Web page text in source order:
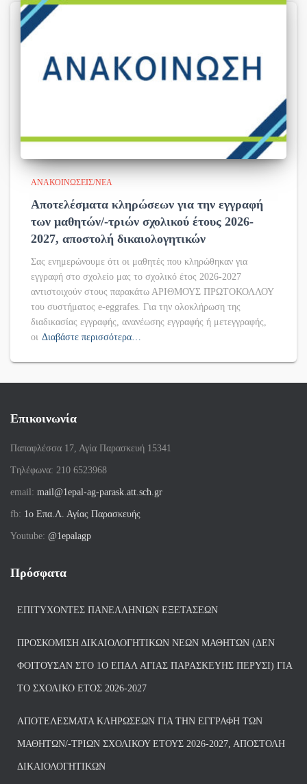
ΑΝΑΚΟΙΝΏΣΕΙΣ/ΝΈΑ
Αποτελέσματα κληρώσεων για την εγγραφή
των μαθητών/-τριών σχολικού έτους 2026-
2027, αποστολή δικαιολογητικών
Σας ενημερώνουμε ότι οι μαθητές που κληρώθηκαν για
εγγραφή στο σχολείο μας το σχολικό έτος 2026-2027
αντιστοιχούν στους παρακάτω ΑΡΙΘΜΟΥΣ ΠΡΩΤΟΚΟΛΛΟΥ
του συστήματος e-eggrafes. Για την ολοκλήρωση της
διαδικασίας εγγραφής, ανανέωσης εγγραφής ή μετεγγραφής,
οι Διαβάστε περισσότερα…
Επικοινωνία
Παπαφλέσσα 17, Αγία Παρασκευή 15341
Tηλέφωνα: 210 6523968
email: mail@1epal-ag-parask.att.sch.gr
fb: 1ο Επα.Λ. Αγίας Παρασκευής
Youtube: @1epalagp
Πρόσφατα
ΕΠΙΤΥΧΌΝΤΕΣ ΠΑΝΕΛΛΗΝΊΩΝ ΕΞΕΤΆΣΕΩΝ
ΠΡΟΣΚΌΜΙΣΗ ΔΙΚΑΙΟΛΟΓΗΤΙΚΏΝ ΝΈΩΝ ΜΑΘΗΤΏΝ (ΔΕΝ
ΦΟΙΤΟΎΣΑΝ ΣΤΟ 1Ο ΕΠΑΛ ΑΓΙΑΣ ΠΑΡΑΣΚΕΥΗΣ ΠΈΡΥΣΙ) ΓΙΑ
ΤΟ ΣΧΟΛΙΚΌ ΈΤΟΣ 2026-2027
ΑΠΟΤΕΛΈΣΜΑΤΑ ΚΛΗΡΏΣΕΩΝ ΓΙΑ ΤΗΝ ΕΓΓΡΑΦΉ ΤΩΝ
ΜΑΘΗΤΏΝ/-ΤΡΙΏΝ ΣΧΟΛΙΚΟΎ ΈΤΟΥΣ 2026-2027, ΑΠΟΣΤΟΛΉ
ΔΙΚΑΙΟΛΟΓΗΤΙΚΏΝ